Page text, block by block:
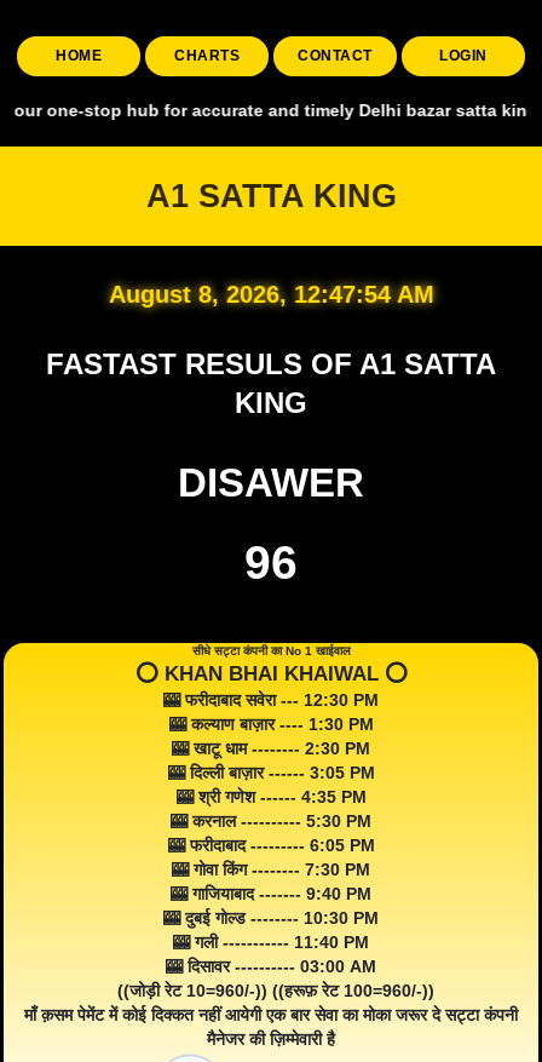
HOME CHARTS CONTACT LOGIN
hub for accurate and timely Delhi bazar satta king, covering
A1 SATTA KING
August 8, 2026, 12:47:55 AM
FASTAST RESULS OF A1 SATTA
KING
DISAWER
96
सीधे सट्टा कंपनी का No 1 खाईवाल
⭕️ KHAN BHAI KHAIWAL ⭕️
🎰 फरीदाबाद सवेरा --- 12:30 PM
🎰 कल्याण बाज़ार ---- 1:30 PM
🎰 खाटू धाम -------- 2:30 PM
🎰 दिल्ली बाज़ार ------ 3:05 PM
🎰 श्री गणेश ------ 4:35 PM
🎰 करनाल ---------- 5:30 PM
🎰 फरीदाबाद --------- 6:05 PM
🎰 गोवा किंग -------- 7:30 PM
🎰 गाजियाबाद ------- 9:40 PM
🎰 दुबई गोल्ड -------- 10:30 PM
🎰 गली ----------- 11:40 PM
🎰 दिसावर ---------- 03:00 AM
((जोड़ी रेट 10=960/-)) ((हरूफ़ रेट 100=960/-))
माँ क़सम पेमेंट में कोई दिक्कत नहीं आयेगी एक बार सेवा का मोका जरूर दे सट्टा कंपनी
मैनेजर की ज़िम्मेवारी है